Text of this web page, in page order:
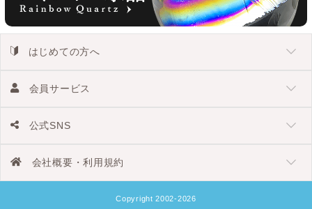
はじめての方へ
会員サービス
公式SNS
会社概要・利用規約
Copyright 2002-2026